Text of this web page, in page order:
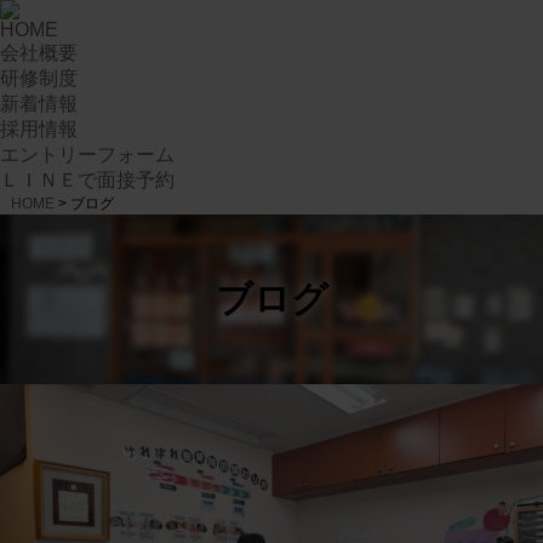
HOME
会社概要
研修制度
新着情報
採用情報
エントリーフォーム
ＬＩＮＥで面接予約
HOME > ブログ
ブログ